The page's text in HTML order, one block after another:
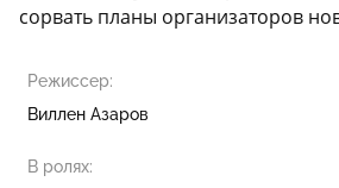
сорвать планы организаторов
Режиссер:
Виллен Азаров
В ролях: